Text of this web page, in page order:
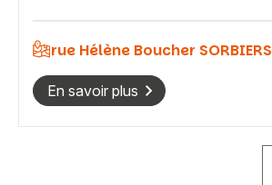
rue Hélène Boucher SORBIERS
En savoir plus